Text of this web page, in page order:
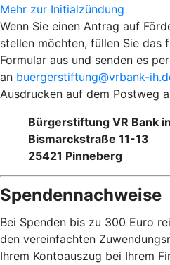
Mehr zur Initialzündung
Wenn Sie einen Antrag auf
stellen möchten, füllen Sie das
Formular aus und senden es
an buergerstiftung@vrbank-
Ausdrucken auf dem Postweg
Bürgerstiftung VR Bank
Bismarckstraße 11-13
25421 Pinneberg
Spendennachweise
Bei Spenden bis zu 300 Euro
den vereinfachten
Ihrem Kontoauszug bei Ihrem